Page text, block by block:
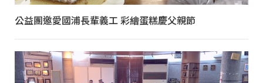
公益團邀愛國浦長輩義工 彩繪蛋糕慶父親節